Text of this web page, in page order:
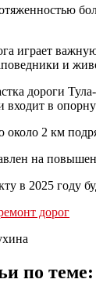
играет
и
дороги
входит в
около 2 км
на
в 2025 году
дорог
по теме: